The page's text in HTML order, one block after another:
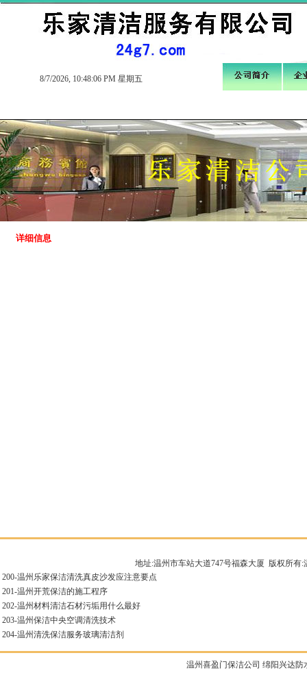
8/7/2026, 10:48:07 PM 星期五
详细信息
地址:温州市车站大道747号福森大厦 版权所有
200-温州乐家保洁清洗真皮沙发应注意要点
201-温州开荒保洁的施工程序
202-温州材料清洁石材污垢用什么最好
203-温州保洁中央空调清洗技术
204-温州清洗保洁服务玻璃清洁剂
温州喜盈门保洁公司 绵阳兴达防